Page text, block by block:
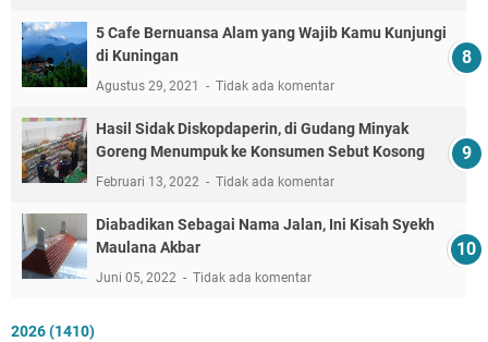
5 Cafe Bernuansa Alam yang Wajib Kamu Kunjungi
di Kuningan
Agustus 29, 2021 Tidak ada komentar
Hasil Sidak Diskopdaperin, di Gudang Minyak
Goreng Menumpuk ke Konsumen Sebut Kosong
Februari 13, 2022 Tidak ada komentar
Diabadikan Sebagai Nama Jalan, Ini Kisah Syekh
Maulana Akbar
Juni 05, 2022 Tidak ada komentar
2026(1410)